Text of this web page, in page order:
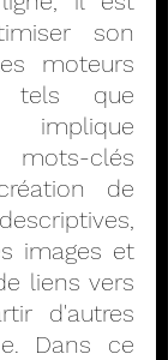
son
moteurs
tels que
implique
clés
de
images et
liens vers
d'autres
Dans ce